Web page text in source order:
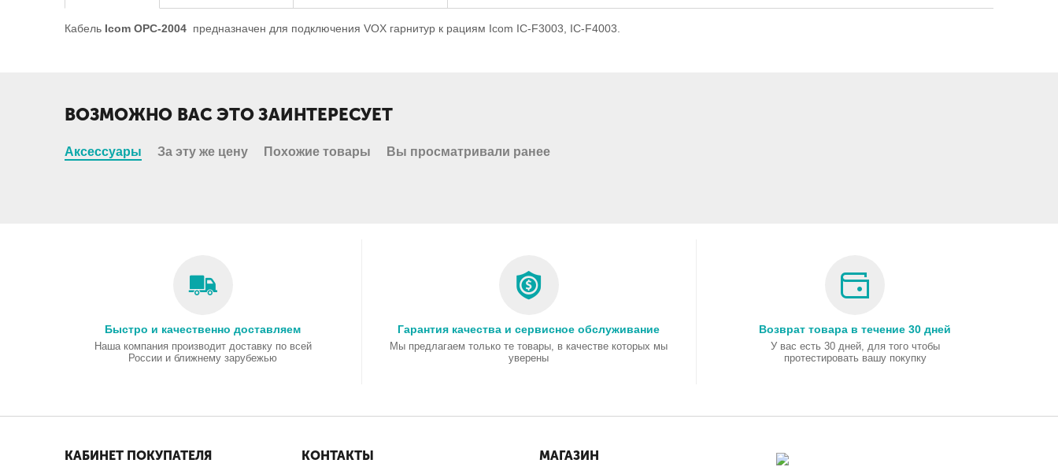
Кабель Icom OPC-2004 предназначен для подключения VOX гарнитур к рациям Icom IC-F3003, IC-F4003.
ВОЗМОЖНО ВАС ЭТО ЗАИНТЕРЕСУЕТ
Аксессуары За эту же цену Похожие товары Вы просматривали ранее
Быстро и качественно доставляем
Наша компания производит доставку по всей
России и ближнему зарубежью
Гарантия качества и сервисное обслуживание
Мы предлагаем только те товары, в качестве которых мы
уверены
Возврат товара в течение 30 дней
У вас есть 30 дней, для того чтобы
протестировать вашу покупку
КАБИНЕТ ПОКУПАТЕЛЯ КОНТАКТЫ МАГАЗИН